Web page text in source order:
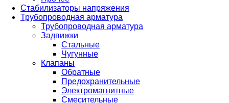
Стабилизаторы напряжения
Трубопроводная арматура
Трубопроводная арматура
Задвижки
Стальные
Чугунные
Клапаны
Обратные
Предохранительные
Электромагнитные
Смесительные